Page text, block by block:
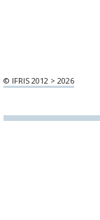
© IFRIS 2012 > 2026